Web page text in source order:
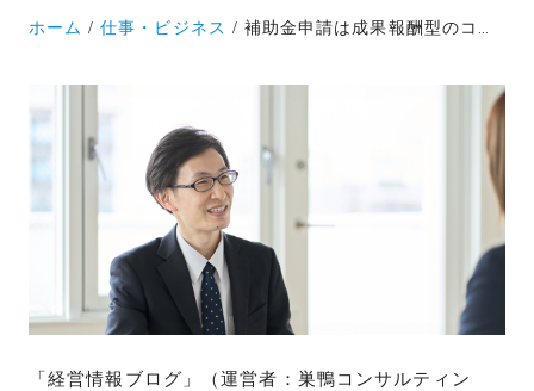
ホーム 仕事・ビジネス 補助金申請は成果報酬型のコンサルタントと進めるべき３つの理由
「経営情報ブログ」（運営者：巣鴨コンサルティン